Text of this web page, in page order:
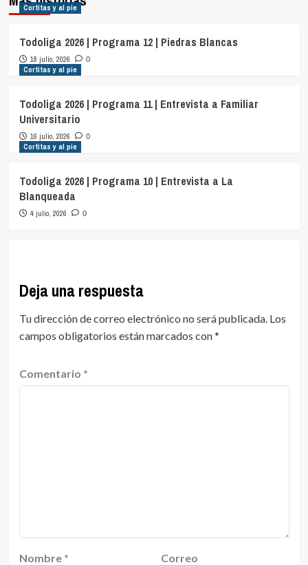
Cortitas y al pie
Todoliga 2026 | Programa 12 | Piedras Blancas
18 julio, 2026 0
Cortitas y al pie
Todoliga 2026 | Programa 11 | Entrevista a Familiar
Universitario
16 julio, 2026 0
Cortitas y al pie
Todoliga 2026 | Programa 10 | Entrevista a La
Blanqueada
4 julio, 2026 0
Deja una respuesta
Tu dirección de correo electrónico no será publicada. Los
campos obligatorios están marcados con*
Comentario *
Nombre *
Correo